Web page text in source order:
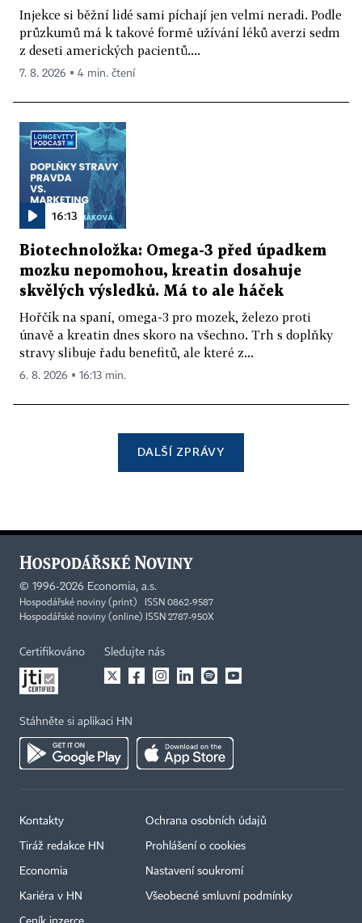
Injekce si běžní lidé sami píchají jen velmi neradi. Podle
průzkumů má k takové formě užívání léků averzi sedm
z deseti amerických pacientů....
7. 8. 2026 ▪ 4 min. čtení
16:13
Biotechnoložka: Omega-3 před úpadkem
mozku nepomohou, kreatin dosahuje
skvělých výsledků. Má to ale háček
Hořčík na spaní, omega-3 pro mozek, železo proti
únavě a kreatin dnes skoro na všechno. Trh s doplňky
stravy slibuje řadu benefitů, ale které z...
6. 8. 2026 ▪ 16:13 min.
DALŠÍ ZPRÁVY
© 1996-2026 Economia, a.s.
Hospodářské noviny (print) ISSN 0862-9587
Hospodářské noviny (online) ISSN 2787-950X
Certifikováno Sledujte nás
Stáhněte si aplikaci HN
Kontakty
Tiráž redakce HN
Economia
Kariéra v HN
Ochrana osobních údajů
Prohlášení o cookies
Nastavení soukromí
Všeobecné smluvní podmínky